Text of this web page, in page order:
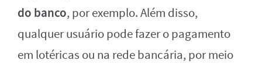
do banco, por exemplo. Além disso,
qualquer usuário pode fazer o pagamento
em lotéricas ou na rede bancária, por meio